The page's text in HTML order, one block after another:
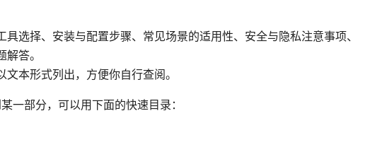
具选择、安装与配置步骤、常见场景的适用性、安全与隐私注意事项、
答。
本形式列出，方便你自行查阅。
一部分，可以用下面的快速目录：